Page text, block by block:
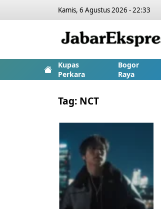
Kamis, 6 Agustus 2026 - 22:33
Kupas
Perkara
Bogor
Raya
Tag: NCT